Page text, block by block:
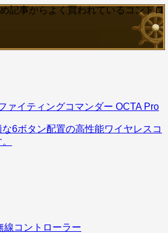
記事からよく買われているコントロ
ァイティングコマンダー OCTA Pro
6ボタン配置の高性能ワイヤレスコ
線コントローラー